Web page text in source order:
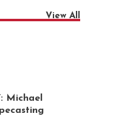
View All
Michael